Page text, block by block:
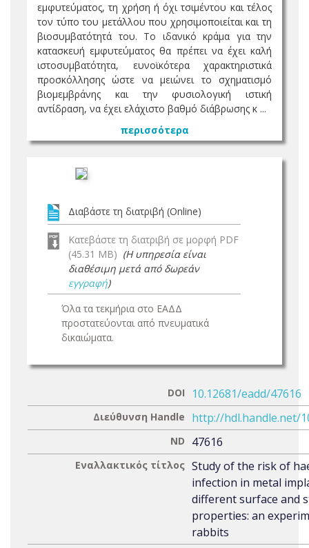
εμφυτεύματος, τη χρήση ή όχι τσιμέντου και τέλος
τον τύπο του μετάλλου που χρησιμοποιείται και τη
βιοσυμβατότητά του. Το ιδανικό κράμα για την
κατασκευή εμφυτεύματος θα πρέπει να έχει καλή
ιστοσυμβατότητα, ευνοϊκότερα χαρακτηριστικά
προσκόλλησης ώστε να μειώνει το σχηματισμό
βιομεμβράνης και την φυσιολογική ιστική
αντίδραση, να έχει ελάχιστο βαθμό διάβρωσης κ ...
περισσότερα
Διαβάστε τη διατριβή (Online)
Κατεβάστε τη διατριβή σε μορφή PDF
(45.31 MB) (Η υπηρεσία είναι
διαθέσιμη μετά από δωρεάν
εγγραφή)
Όλα τα τεκμήρια στο ΕΑΔΔ
προστατεύονται από πνευματικά
δικαιώματα.
DOI 10.12681/eadd/47616
Διεύθυνση Handle http://hdl.handle.net/
ND 47616
Εναλλακτικός τίτλος Study of the risk of
infection in metal
different surface and
properties: an
rabbits